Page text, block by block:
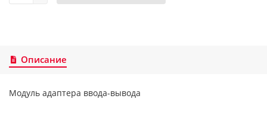
Описание
Модуль адаптера ввода-вывода